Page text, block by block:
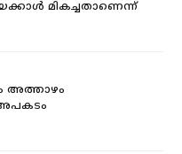
മികച്ചതാണെന്ന്
അത്താഴം